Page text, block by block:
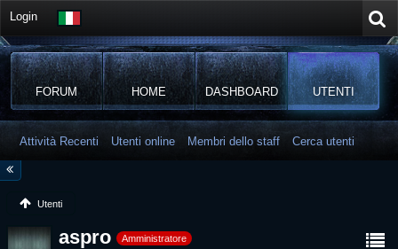
Login
FORUM HOME DASHBOARD UTENTI
Attività Recenti Utenti online Membri dello staff Cerca utenti
Utenti
aspro
Amministratore